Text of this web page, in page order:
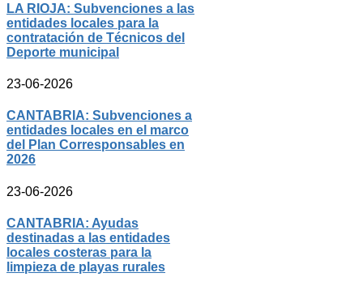
LA RIOJA: Subvenciones a las
entidades locales para la
contratación de Técnicos del
Deporte municipal
23-06-2026
CANTABRIA: Subvenciones a
entidades locales en el marco
del Plan Corresponsables en
2026
23-06-2026
CANTABRIA: Ayudas
destinadas a las entidades
locales costeras para la
limpieza de playas rurales